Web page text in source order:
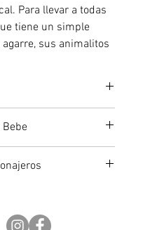
Para llevar a todas
tiene un simple
sus animalitos
su curiosidad y
paseo.Medidas Caja: